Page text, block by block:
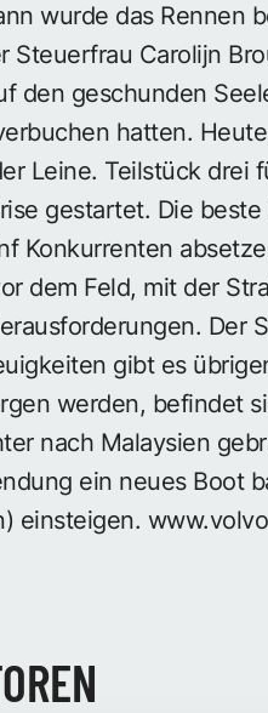
wurde das Rennen
Steuerfrau Carolijn
den geschunden
hatten.
Leine. Teilstück drei
gestartet. Die
Konkurrenten
dem Feld, mit der
Der
gibt es
werden, befindet
nach Malaysien
ein neues Boot
einsteigen.